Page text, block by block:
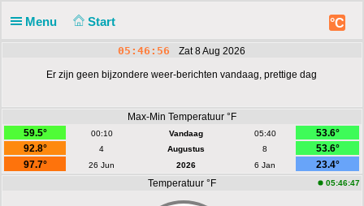
Menu Start °C
05:46:56 Zat 8 Aug 2026
Er zijn geen bijzondere weer-berichten vandaag, prettige dag
Max-Min Temperatuur °F
59.5°
00:10 Vandaag 05:40
53.6°
92.8°
4 Augustus 8
53.6°
97.7°
26 Jun 2026 6 Jan
23.4°
Temperatuur °F
05:46:47